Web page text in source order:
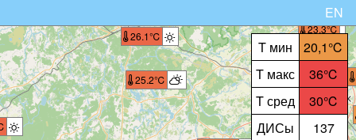
EN
26.1℃
25.2℃
23.3℃
T мин
20,1℃
T макс
36℃
T сред
30℃
ДИСы
137